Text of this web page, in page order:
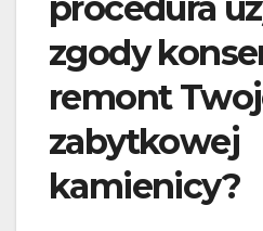
zgody
remont
zabytkowej
kamienicy?